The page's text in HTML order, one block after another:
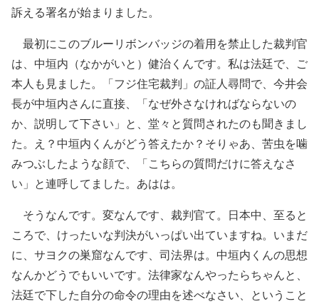
訴える署名が始まりました。
最初にこのブルーリボンバッジの着用を禁止した裁判官
は、中垣内（なかがいと）健治くんです。私は法廷で、ご
本人も見ました。「フジ住宅裁判」の証人尋問で、今井会
長が中垣内さんに直接、「なぜ外さなければならないの
か、説明して下さい」と、堂々と質問されたのも聞きまし
た。え？中垣内くんがどう答えたか？そりゃあ、苦虫を噛
みつぶしたような顔で、「こちらの質問だけに答えなさ
い」と連呼してました。あはは。
そうなんです。変なんです、裁判官て。日本中、至ると
ころで、けったいな判決がいっぱい出ていますね。いまだ
に、サヨクの巣窟なんです、司法界は。中垣内くんの思想
なんかどうでもいいです。法律家なんやったらちゃんと、
法廷で下した自分の命令の理由を述べなさい、ということ